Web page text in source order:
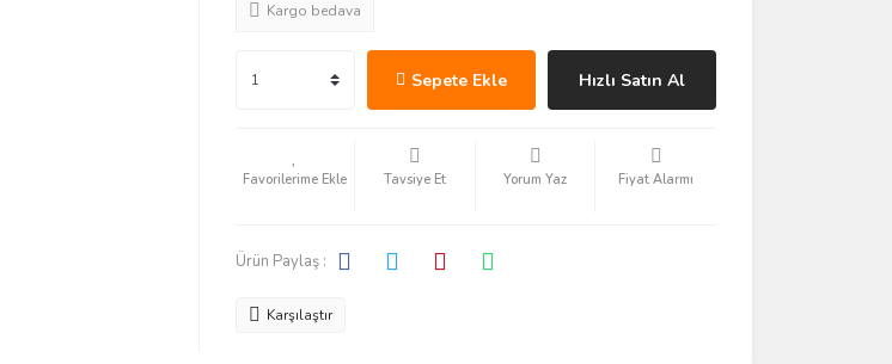
Kargo bedava
Sepete Ekle Hızlı Satın Al
Tavsiye Et Yorum Yaz Fiyat Alarmı
Ürün Paylaş :
Karşılaştır